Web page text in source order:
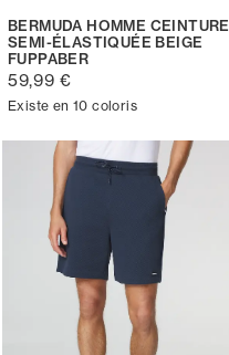
BERMUDA HOMME CEINTURE
SEMI-ÉLASTIQUÉE BEIGE
FUPPABER
59,99 €
Existe en 10 coloris